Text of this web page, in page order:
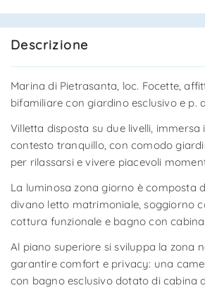
Descrizione
Marina di Pietrasanta, loc. Focette,
bifamiliare con giardino esclusivo e p.
Villetta disposta su due livelli, immersa
contesto tranquillo, con comodo
per rilassarsi e vivere piacevoli
La luminosa zona giorno è composta
divano letto matrimoniale, soggiorno
cottura funzionale e bagno con
Al piano superiore si sviluppa la zona
garantire comfort e privacy: una
con bagno esclusivo dotato di cabina